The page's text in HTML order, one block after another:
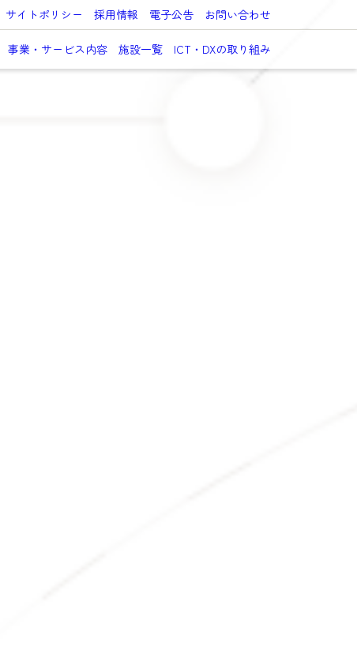
サイトポリシー 採用情報 電子公告 お問い合わせ
事業・サービス内容 施設一覧 ICT・DXの取り組み